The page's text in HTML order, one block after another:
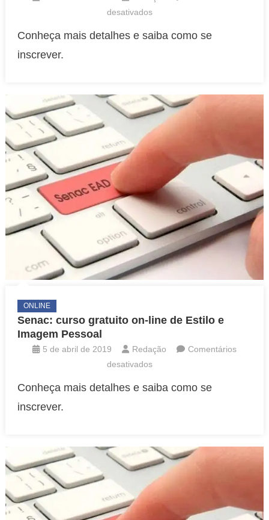
desativadosem
curso
de
‘Como
dar
Feedack?’
Conheça mais detalhes e saiba como se
inscrever.
ONLINE
Senac: curso gratuito on-line de Estilo e
Imagem Pessoal
5 de abril de 2019 Redação
Comentários
desativadosem
curso
de
Estilo
e
Imagem
Pessoal
Conheça mais detalhes e saiba como se
inscrever.